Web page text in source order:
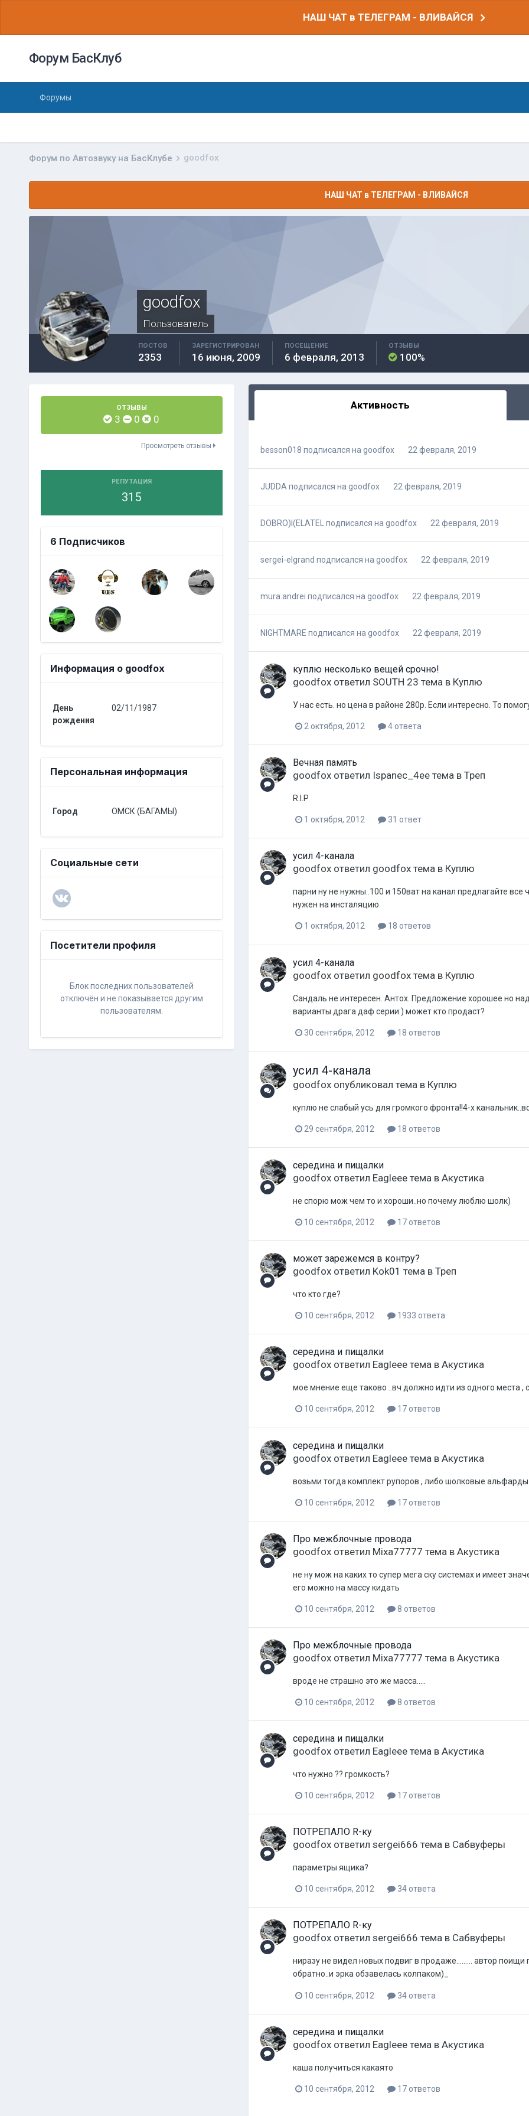
НАШ ЧАТ в ТЕЛЕГРАМ - ВЛИВАЙСЯ
Форум БасКлуб
Форумы
Форум по Автозвуку на БасКлубе goodfox
НАШ ЧАТ в ТЕЛЕГРАМ - ВЛИВАЙСЯ
goodfox
Пользователь
ПОСТОВ
2353
ЗАРЕГИСТРИРОВАН
16 июня, 2009
ПОСЕЩЕНИЕ
6 февраля, 2013
ОТЗЫВЫ
100%
ОТЗЫВЫ
3 0 0
Просмотреть отзывы
РЕПУТАЦИЯ
315
6 Подписчиков
Информация о goodfox
День
рождения
02/11/1987
Персональная информация
Город ОМСК (БАГАМЫ)
Социальные сети
Посетители профиля
Блок последних пользователей
отключён и не показывается другим
пользователям.
Активность
besson018 подписался на goodfox 22 февраля, 2019
JUDDA подписался на goodfox 22 февраля, 2019
DOBRO)l(ELATEL подписался на goodfox 22 февраля, 2019
sergei-elgrand подписался на goodfox 22 февраля, 2019
mura.andrei подписался на goodfox 22 февраля, 2019
NIGHTMARE подписался на goodfox 22 февраля, 2019
куплю несколько вещей срочно!
goodfoxответил SOUTH 23 тема в Куплю
У нас есть. но цена в районе 280р. Если интересно. То
2 октября, 2012 4 ответа
Вечная память
goodfoxответил Ispanec_4eeтема в Треп
R.I.P
1 октября, 2012 31 ответ
усил 4-канала
goodfoxответил goodfoxтема в Куплю
парни ну не нужны..100 и 150ват на канал предлагайте
нужен на инсталяцию
1 октября, 2012 18 ответов
усил 4-канала
goodfoxответил goodfoxтема в Куплю
Сандаль не интересен. Антох. Предложение хорошее но
варианты драга даф серии:) может кто продаст?
30 сентября, 2012 18 ответов
усил 4-канала
goodfoxопубликовал тема в Куплю
куплю не слабый усь для громкого фронта!!4-х
29 сентября, 2012 18 ответов
середина и пищалки
goodfoxответил Eagleeeтема в Акустика
не спорю мож чем то и хороши..но почему люблю шолк)
10 сентября, 2012 17 ответов
может зарежемся в контру?
goodfoxответил Kok01 тема в Треп
что кто где?
10 сентября, 2012 1933 ответа
середина и пищалки
goodfoxответил Eagleeeтема в Акустика
мое мнение еще таково ..вч должно идти из одного места ,
10 сентября, 2012 17 ответов
середина и пищалки
goodfoxответил Eagleeeтема в Акустика
возьми тогда комплект рупоров , либо шолковые
10 сентября, 2012 17 ответов
Про межблочные провода
goodfoxответил Mixa77777 тема в Акустика
не ну мож на каких то супер мега ску системах и имеет
его можно на массу кидать
10 сентября, 2012 8 ответов
Про межблочные провода
goodfoxответил Mixa77777 тема в Акустика
вроде не страшно это же масса.....
10 сентября, 2012 8 ответов
середина и пищалки
goodfoxответил Eagleeeтема в Акустика
что нужно ?? громкость?
10 сентября, 2012 17 ответов
ПОТРЕПАЛО R-ку
goodfoxответил sergei666 тема в Сабвуферы
параметры ящика?
10 сентября, 2012 34 ответа
ПОТРЕПАЛО R-ку
goodfoxответил sergei666 тема в Сабвуферы
ниразу не видел новых подвиг в продаже......... автор
обратно..и эрка обзавелась колпаком)_
10 сентября, 2012 34 ответа
середина и пищалки
goodfoxответил Eagleeeтема в Акустика
каша получиться какаято
10 сентября, 2012 17 ответов